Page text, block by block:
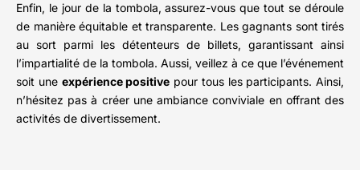
Enfin, le jour de la tombola, assurez-vous que tout se déroule
de manière équitable et transparente. Les gagnants sont tirés
au sort parmi les détenteurs de billets, garantissant ainsi
l’impartialité de la tombola. Aussi, veillez à ce que l’événement
soit une expérience positive pour tous les participants. Ainsi,
n’hésitez pas à créer une ambiance conviviale en offrant des
activités de divertissement.